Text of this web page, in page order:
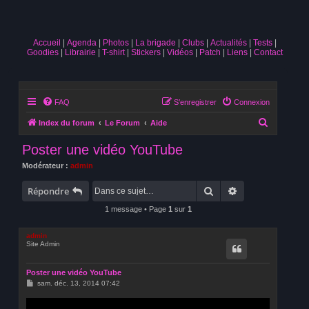
Accueil Agenda Photos La brigade Clubs Actualités
Tests
Goodies
Librairie T-shirt Stickers Vidéos Patch Liens Contact
FAQ Connexion
S’enregistrer
Index du forum Le Forum Aide
Poster une vidéo YouTube
Modérateur : admin
Répondre Rechercher
1 message • Page 1 sur 1
admin
Site Admin
Poster une vidéo YouTube
M
s
sam. déc. 13, 2014 07:42